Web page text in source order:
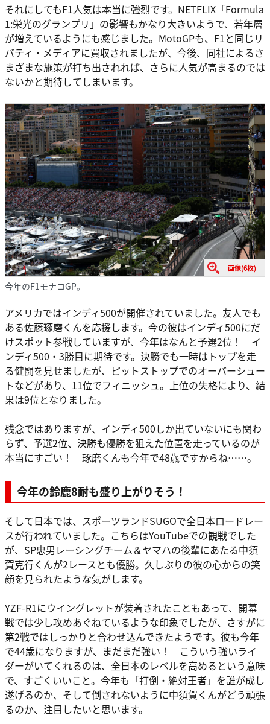
それにしてもF1人気は本当に強烈です。NETFLIX「Formula
1:栄光のグランプリ」の影響もかなり大きいようで、若年層
が増えているようにも感じました。MotoGPも、F1と同じリ
バティ・メディアに買収されましたが、今後、同社によるさ
まざまな施策が打ち出されれば、さらに人気が高まるのでは
ないかと期待してしまいます。
画像(6枚)
今年のF1モナコGP。
アメリカではインディ500が開催されていました。友人でも
ある佐藤琢磨くんを応援します。今の彼はインディ500にだ
けスポット参戦していますが、今年はなんと予選2位！ イ
ンディ500・3勝目に期待です。決勝でも一時はトップを走
る健闘を見せましたが、ピットストップでのオーバーシュー
トなどがあり、11位でフィニッシュ。上位の失格により、結
果は9位となりました。
残念ではありますが、インディ500しか出ていないにも関わ
らず、予選2位、決勝も優勝を狙えた位置を走っているのが
本当にすごい！ 琢磨くんも今年で48歳ですからね……。
今年の鈴鹿8耐も盛り上がりそう！
そして日本では、スポーツランドSUGOで全日本ロードレー
スが行われていました。こちらはYouTubeでの観戦でした
が、SP忠男レーシングチーム＆ヤマハの後輩にあたる中須
賀克行くんが2レースとも優勝。久しぶりの彼の心からの笑
顔を見られたような気がします。
YZF-R1にウイングレットが装着されたこともあって、開幕
戦では少し攻めあぐねているような印象でしたが、さすがに
第2戦ではしっかりと合わせ込んできたようです。彼も今年
で44歳になりますが、まだまだ強い！ こういう強いライ
ダーがいてくれるのは、全日本のレベルを高めるという意味
で、すごくいいこと。今年も「打倒・絶対王者」を誰が成し
遂げるのか、そして倒されないように中須賀くんがどう頑張
るのか、注目したいと思います。